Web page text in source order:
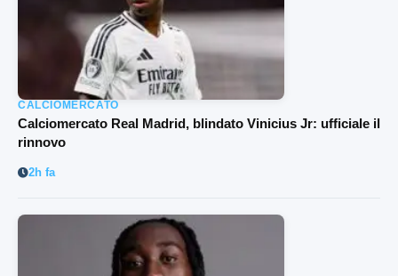
CALCIOMERCATO
Calciomercato Real Madrid, blindato Vinicius Jr: ufficiale il
rinnovo
2h fa